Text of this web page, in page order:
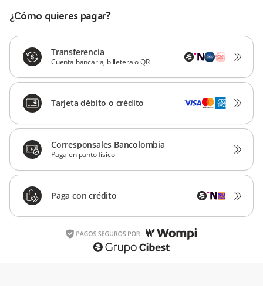
¿Cómo quieres pagar?
Transferencia
Cuenta bancaria, billetera o QR
Tarjeta débito o crédito
Corresponsales Bancolombia
Paga en punto físico
Paga con crédito